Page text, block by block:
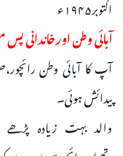
اکتوبر۱۹۴۵ء
آبائی وطن اورخاندانی پس
آپ کا آبائی وطن
پیدائش ہوئی۔
والد بہت زیادہ پڑھے